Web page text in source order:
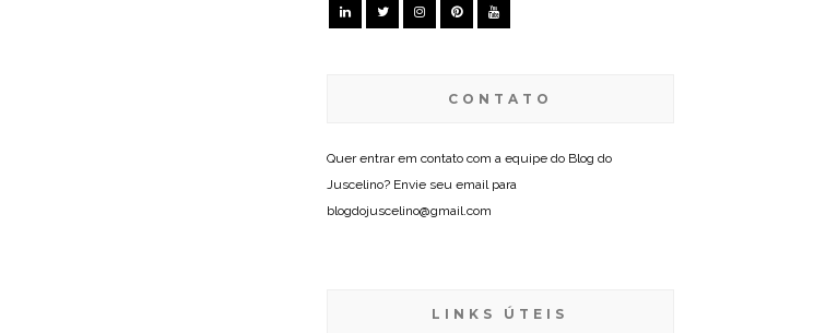
CONTATO
Quer entrar em contato com a equipe do Blog do
Juscelino? Envie seu email para
blogdojuscelino@gmail.com
LINKS ÚTEIS